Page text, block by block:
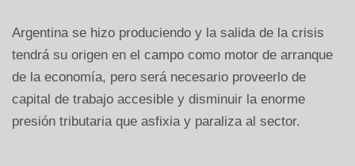
Argentina se hizo produciendo y la salida de la crisis
tendrá su origen en el campo como motor de arranque
de la economía, pero será necesario proveerlo de
capital de trabajo accesible y disminuir la enorme
presión tributaria que asfixia y paraliza al sector.